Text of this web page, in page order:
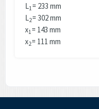
L1 = 233 mm
L2= 302 mm
x1 = 143 mm
x2= 111 mm